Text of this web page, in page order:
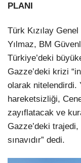
PLANI
Türk Kızılay
Yılmaz, BM
Türkiye’deki
Gazze’deki krizi
olarak nitelendirdi.
hareketsizliği,
zayıflatacak ve
Gazze’deki
sınavıdır” dedi.